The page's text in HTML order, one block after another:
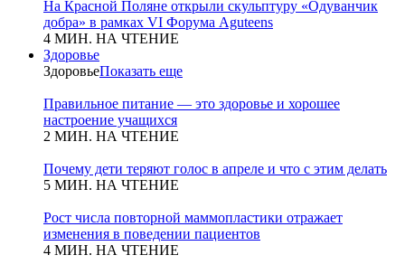
На Красной Поляне открыли скульптуру «Одуванчик
добра» в рамках VI Форума Aguteens
4 МИН. НА ЧТЕНИЕ
Здоровье
ЗдоровьеПоказать еще
Правильное питание — это здоровье и хорошее
настроение учащихся
2 МИН. НА ЧТЕНИЕ
Почему дети теряют голос в апреле и что с этим делать
5 МИН. НА ЧТЕНИЕ
Рост числа повторной маммопластики отражает
изменения в поведении пациентов
4 МИН. НА ЧТЕНИЕ